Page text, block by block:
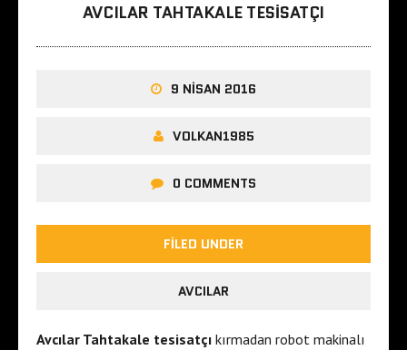
AVCILAR TAHTAKALE TESISATÇI
9 NISAN 2016
VOLKAN1985
0 COMMENTS
FILED UNDER
AVCILAR
Avcılar Tahtakale tesisatçı kırmadan robot makinalı